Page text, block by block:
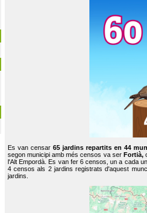
Es van censar65 jardins repartits en 44
segon municipi amb més censos va ser Fortià,
l'Alt Empordà. Es van fer 6 censos, un a cada
4 censos als 2 jardins registrats d'aquest
jardins.